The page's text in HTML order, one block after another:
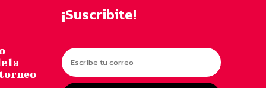
la
¡Suscribite!